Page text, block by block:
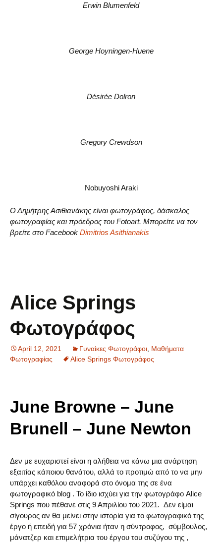
Erwin Blumenfeld
George Hoyningen-Huene
Désirée Dolron
Gregory Crewdson
Nobuyoshi Araki
Ο Δημήτρης Ασιθιανάκης είναι φωτογράφος, δάσκαλος
φωτογραφίας και πρόεδρος του Fotoart. Μπορείτε να τον
βρείτε στο Facebook Dimitrios Asithianakis
Alice Springs
Φωτογράφος
April 12, 2021 Γυναίκες Φωτογράφοι Μαθήματα
Φωτογραφίας
Alice Springs Φωτογράφος
June Browne – June
Brunell – June Newton
Δεν με ευχαριστεί είναι η αλήθεια να κάνω μια ανάρτηση
εξαιτίας κάποιου θανάτου, αλλά το προτιμώ από το να μην
υπάρχει καθόλου αναφορά στο όνομα της σε ένα
φωτογραφικό blog . Το ίδιο ισχύει για την φωτογράφο Alice
Springs που πέθανε στις 9 Απριλίου του 2021. Δεν είμαι
σίγουρος αν θα μείνει στην ιστορία για το φωτογραφικό της
έργο ή επειδή για 57 χρόνια ήταν η σύντροφος, σύμβουλος,
μάνατζερ και επιμελήτρια του έργου του συζύγου της ,